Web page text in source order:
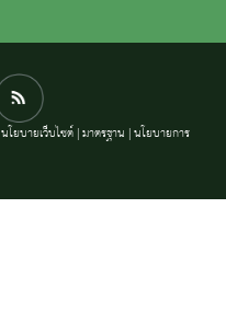
นโยบายเว็บไซต์|มาตรฐาน |นโยบายการ